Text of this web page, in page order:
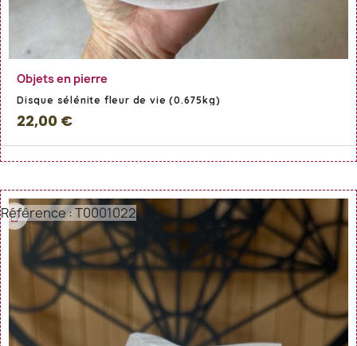
Objets en pierre
Disque sélénite fleur de vie (0.675kg)
22,00 €
Référence : T0001022